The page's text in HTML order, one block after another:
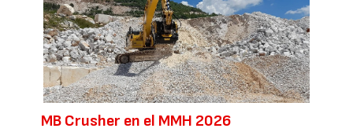
MB Crusher en el MMH 2026